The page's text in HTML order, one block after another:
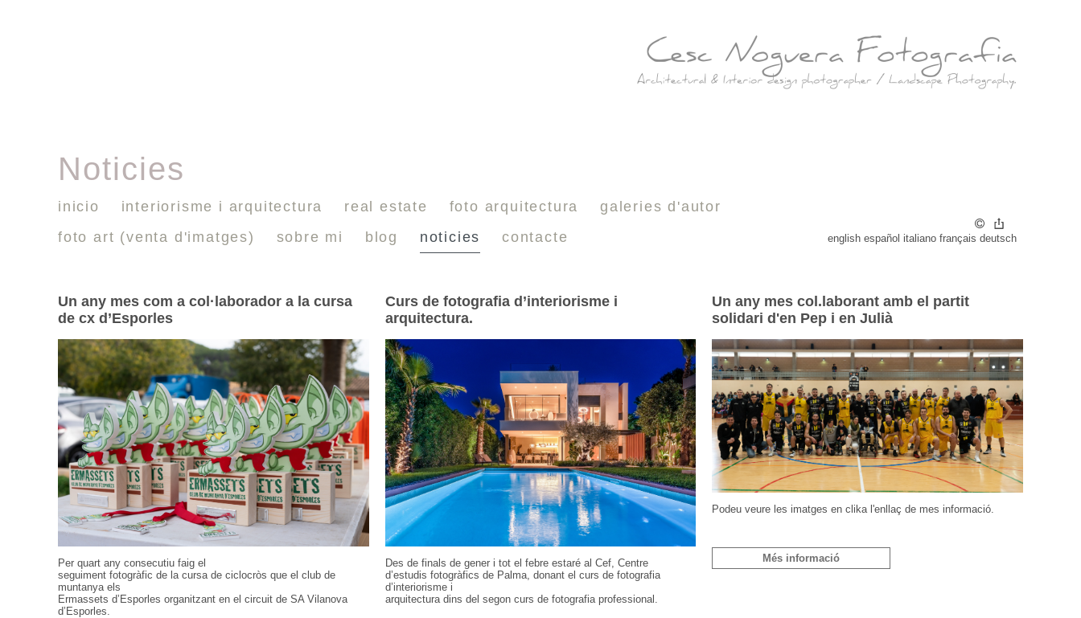
Noticies
inicio interiorisme i arquitectura real estate foto arquitectura
galeries d'autor
foto art (venta d'imatges)
sobre mi blog noticies contacte english español italiano français deutsch
Un any mes com a col·laborador a la cursa
de cx d’Esporles
Per quart any consecutiu faig el
seguiment fotogràfic de la cursa de ciclocròs que el club de
muntanya els
Ermassets d’Esporles organitzant en el circuit de SA Vilanova
d’Esporles.
Curs de fotografia d’interiorisme i
arquitectura.
Des de finals de gener i tot el febre estaré al Cef, Centre
d’estudis fotogràfics de Palma, donant el curs de fotografia
d’interiorisme i
arquitectura dins del segon curs de fotografia professional.
Un any mes col.laborant amb el partit
solidari d'en Pep i en Julià
Podeu veure les imatges en clika l'enllaç de mes informació.
Més informació